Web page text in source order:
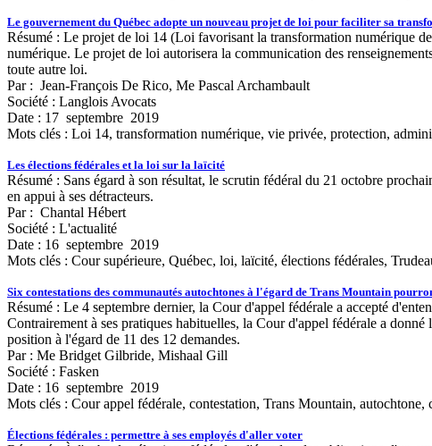
Le gouvernement du Québec adopte un nouveau projet de loi pour faciliter sa
Résumé : Le projet de loi 14 (Loi favorisant la transformation numérique
numérique. Le projet de loi autorisera la communication des
toute autre loi.
Par : Jean-François De Rico, Me Pascal Archambault
Société : Langlois Avocats
Date : 17 septembre 2019
Mots clés : Loi 14, transformation numérique, vie privée, protection,
Les élections fédérales et la loi sur la laïcité
Résumé : Sans égard à son résultat, le scrutin fédéral du 21 octobre
en appui à ses détracteurs.
Par : Chantal Hébert
Société : L'actualité
Date : 16 septembre 2019
Mots clés : Cour supérieure, Québec, loi, laïcité, élections fédérales,
Six contestations des communautés autochtones à l'égard de Trans Mountain
Résumé : Le 4 septembre dernier, la Cour d'appel fédérale a accepté
Contrairement à ses pratiques habituelles, la Cour d'appel fédérale a
position à l'égard de 11 des 12 demandes.
Par : Me Bridget Gilbride, Mishaal Gill
Société : Fasken
Date : 16 septembre 2019
Mots clés : Cour appel fédérale, contestation, Trans Mountain,
Élections fédérales : permettre à ses employés d'aller voter